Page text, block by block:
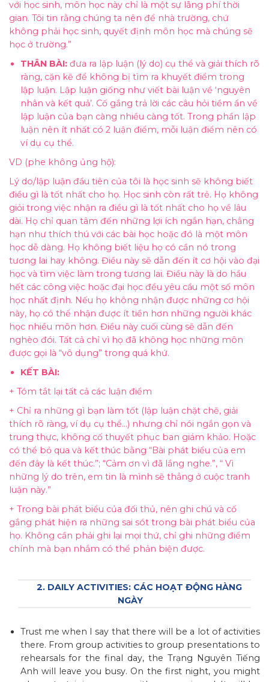
với học sinh, môn học này chỉ là một sự lãng phí thời
gian. Tôi tin rằng chúng ta nên để nhà trường, chứ
không phải học sinh, quyết định môn học mà chúng sẽ
học ở trường.”
THÂN BÀI:đưa ra lập luận (lý do) cụ thể và giải thích rõ
ràng, cặn kẽ để không bị tìm ra khuyết điểm trong
lập luận. Lập luận giống như viết bài luận về ‘nguyên
nhân và kết quả’. Cố gắng trả lời các câu hỏi tiềm ẩn về
lập luận của bạn càng nhiều càng tốt. Trong phần lập
luận nên ít nhất có 2 luận điểm, mỗi luận điểm nên có
ví dụ cụ thể.
VD (phe không ủng hộ):
Lý do/lập luận đầu tiên của tôi là học sinh sẽ không biết
điều gì là tốt nhất cho họ. Học sinh còn rất trẻ. Họ không
giỏi trong việc nhận ra điều gì là tốt nhất cho họ về lâu
dài. Họ chỉ quan tâm đến những lợi ích ngắn hạn, chẳng
hạn như thích thú với các bài học hoặc đó là một môn
học dễ dàng. Họ không biết liệu họ có cần nó trong
tương lai hay không. Điều này sẽ dẫn đến ít cơ hội vào đại
học và tìm việc làm trong tương lai. Điều này là do hầu
hết các công việc hoặc đại học đều yêu cầu một số môn
học nhất định. Nếu họ không nhận được những cơ hội
này, họ có thể nhận được ít tiền hơn những người khác
học nhiều môn hơn. Điều này cuối cùng sẽ dẫn đến
nghèo đói. Tất cả chỉ vì họ đã không học những môn
được gọi là “vô dụng” trong quá khứ.
KẾT BÀI:
+ Tóm tắt lại tất cả các luận điểm
+ Chỉ ra những gì bạn làm tốt (lập luận chặt chẽ, giải
thích rõ ràng, ví dụ cụ thể…) nhưng chỉ nói ngắn gọn và
trung thực, không cố thuyết phục ban giám khảo. Hoặc
có thể bỏ qua và kết thúc bằng “Bài phát biểu của em
đến đây là kết thúc.”; “Cảm ơn vì đã lắng nghe.”, “ Vì
những lý do trên, em tin là mình sẽ thẳng ở cuộc tranh
luận này.”
+ Trong bài phát biểu của đối thủ, nên ghi chú và cố
gắng phát hiện ra những sai sót trong bài phát biểu của
họ. Không cần phải ghi lại mọi thứ, chỉ ghi những điểm
chính mà bạn nhắm có thể phản biện được.
2. DAILY ACTIVITIES: CÁC HOẠT ĐỘNG HÀNG
NGÀY
Trust me when I say that there will be a lot of activities
there. From group activities to group presentations to
rehearsals for the final day, the Trạng Nguyên Tiếng
Anh will leave you busy. On the first night, you might